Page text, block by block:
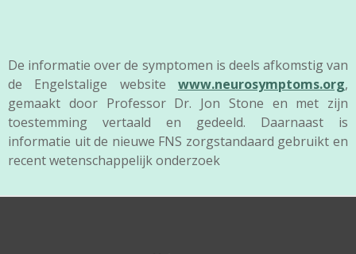
De informatie over de symptomen is deels afkomstig van
de Engelstalige website www.neurosymptoms.org,
gemaakt door Professor Dr. Jon Stone en met zijn
toestemming vertaald en gedeeld. Daarnaast is
informatie uit de nieuwe FNS zorgstandaard gebruikt en
recent wetenschappelijk onderzoek